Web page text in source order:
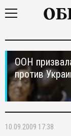
ООН
против
10.09.2009 17:38